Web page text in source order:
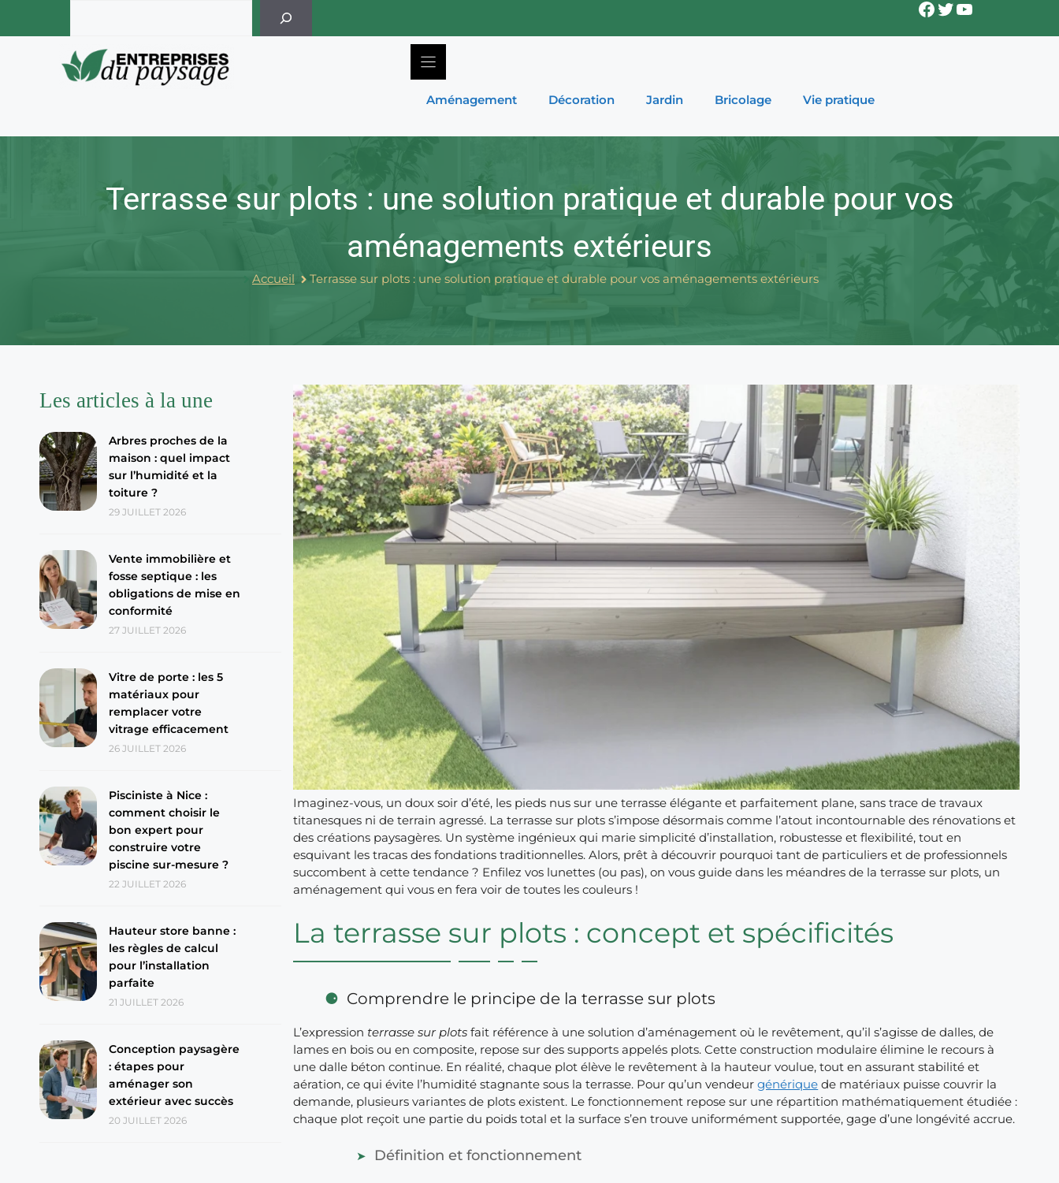
Facebook
Twitter
YouTube
Aménagement Décoration Jardin Bricolage Vie pratique
Terrasse sur plots : une solution pratique et durable pour vos
aménagements extérieurs
Accueil Terrasse sur plots : une solution pratique et durable pour vos aménagements extérieurs
Les articles à la une
Arbres proches de la
maison : quel impact
sur l’humidité et la
toiture ?
29 JUILLET 2026
Vente immobilière et
fosse septique : les
obligations de mise en
conformité
27 JUILLET 2026
Vitre de porte : les 5
matériaux pour
remplacer votre
vitrage efficacement
26 JUILLET 2026
Pisciniste à Nice :
comment choisir le
bon expert pour
construire votre
piscine sur-mesure ?
22 JUILLET 2026
Hauteur store banne :
les règles de calcul
pour l’installation
parfaite
21 JUILLET 2026
Conception paysagère
: étapes pour
aménager son
extérieur avec succès
20 JUILLET 2026
Imaginez-vous, un doux soir d’été, les pieds nus sur une terrasse élégante et parfaitement plane, sans trace de travaux
titanesques ni de terrain agressé. La terrasse sur plots s’impose désormais comme l’atout incontournable des rénovations et
des créations paysagères. Un système ingénieux qui marie simplicité d’installation, robustesse et flexibilité, tout en
esquivant les tracas des fondations traditionnelles. Alors, prêt à découvrir pourquoi tant de particuliers et de professionnels
succombent à cette tendance ? Enfilez vos lunettes (ou pas), on vous guide dans les méandres de la terrasse sur plots, un
aménagement qui vous en fera voir de toutes les couleurs !
La terrasse sur plots : concept et spécificités
Comprendre le principe de la terrasse sur plots
L’expression terrasse sur plots fait référence à une solution d’aménagement où le revêtement, qu’il s’agisse de dalles, de
lames en bois ou en composite, repose sur des supports appelés plots. Cette construction modulaire élimine le recours à
une dalle béton continue. En réalité, chaque plot élève le revêtement à la hauteur voulue, tout en assurant stabilité et
aération, ce qui évite l’humidité stagnante sous la terrasse. Pour qu’un vendeurgénérique de matériaux puisse couvrir la
demande, plusieurs variantes de plots existent. Le fonctionnement repose sur une répartition mathématiquement étudiée :
chaque plot reçoit une partie du poids total et la surface s’en trouve uniformément supportée, gage d’une longévité accrue.
Définition et fonctionnement